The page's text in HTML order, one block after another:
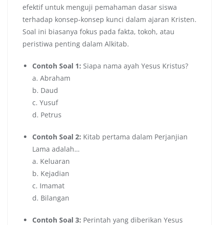
efektif untuk menguji pemahaman dasar siswa
terhadap konsep-konsep kunci dalam ajaran Kristen.
Soal ini biasanya fokus pada fakta, tokoh, atau
peristiwa penting dalam Alkitab.
Contoh Soal 1: Siapa nama ayah Yesus Kristus?
a. Abraham
b. Daud
c. Yusuf
d. Petrus
Contoh Soal 2: Kitab pertama dalam Perjanjian
Lama adalah…
a. Keluaran
b. Kejadian
c. Imamat
d. Bilangan
Contoh Soal 3: Perintah yang diberikan Yesus